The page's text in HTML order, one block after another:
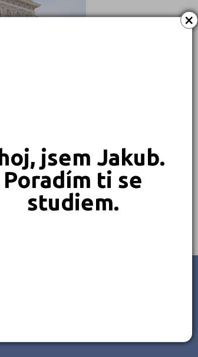
×
jsem Jakub.
Poradím ti se
studiem.
137
VY